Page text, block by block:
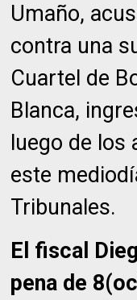
Umaño,
contra una
Cuartel de
Blanca,
luego de los
este
Tribunales.
El fiscal
pena de